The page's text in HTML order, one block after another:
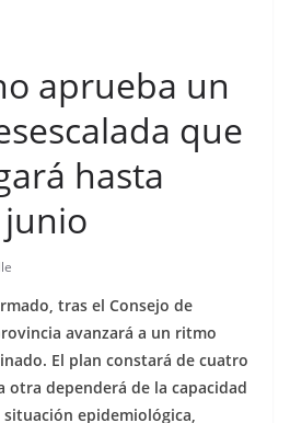
aprueba un
que
hasta
tras el Consejo de
avanzará a un ritmo
El plan constará de cuatro
otra dependerá de la capacidad
epidemiológica,